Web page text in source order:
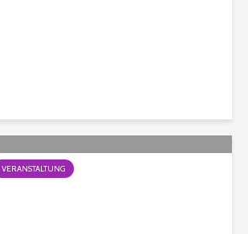
VERANSTALTUNG